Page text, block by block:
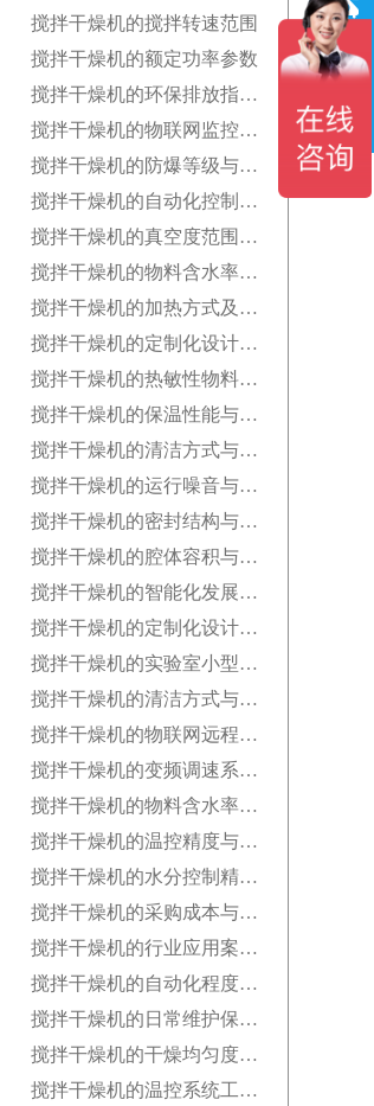
搅拌干燥机的搅拌转速范围
搅拌干燥机的额定功率参数
搅拌干燥机的环保排放指标与净化措施
搅拌干燥机的物联网监控与数据追溯能力
搅拌干燥机的防爆等级与危险环境适配性
搅拌干燥机的自动化控制模式分类
搅拌干燥机的真空度范围与真空干燥效果
搅拌干燥机的物料含水率控制范围
搅拌干燥机的加热方式及热效率指标
搅拌干燥机的定制化设计服务范围
搅拌干燥机的热敏性物料处理工艺优化
搅拌干燥机的保温性能与热损失率
搅拌干燥机的清洁方式与卫生残留标准
搅拌干燥机的运行噪音与减震措施
搅拌干燥机的密封结构与防泄漏等级
搅拌干燥机的腔体容积与有效装载率
搅拌干燥机的智能化发展趋势预测
搅拌干燥机的定制化设计服务范围
搅拌干燥机的实验室小型化设计要点
搅拌干燥机的清洁方式与卫生标准
搅拌干燥机的物联网远程监控系统搭建
搅拌干燥机的变频调速系统应用优势
搅拌干燥机的物料含水率控制精度
搅拌干燥机的温控精度与分段控温技术
搅拌干燥机的水分控制精度优化​
搅拌干燥机的采购成本与性价比评估​
搅拌干燥机的行业应用案例（食品行业）
搅拌干燥机的自动化程度等级划分​
搅拌干燥机的日常维护保养要点​
搅拌干燥机的干燥均匀度检测方法​
搅拌干燥机的温控系统工作机制